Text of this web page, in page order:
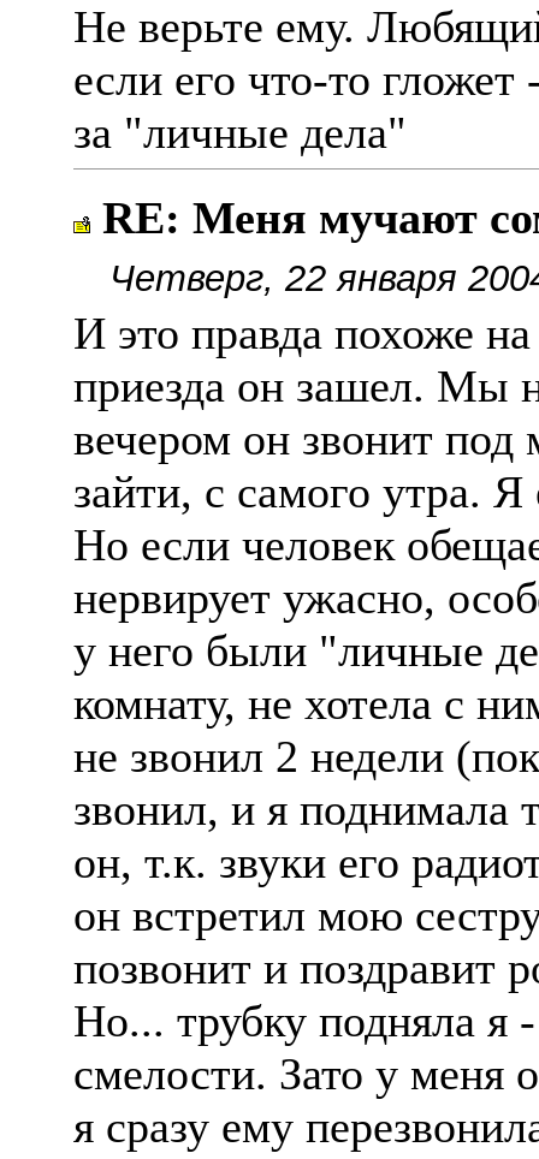
Не верьте ему.
если его что-то гложет
за "личные дела"
RE: Меня мучают
Четверг, 22 января
И это правда похоже
приезда он зашел. Мы
вечером он звонит
зайти, с самого утра.
Но если человек
нервирует ужасно,
у него были "личные
комнату, не хотела с
не звонил 2 недели
звонил, и я поднимала
он, т.к. звуки его
он встретил мою
позвонит и поздравит
Но... трубку подняла я
смелости. Зато у меня
я сразу ему